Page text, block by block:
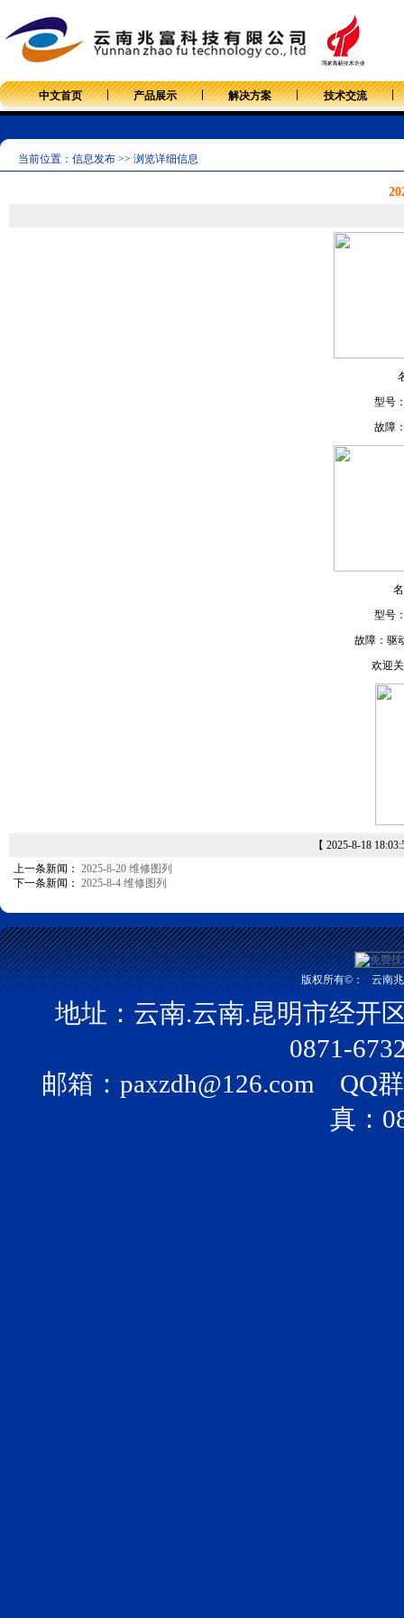
中文首页 产品展示 解决方案 技术交流
当前位置：信息发布 >> 浏览详细信息
型号
故障
型号
故障：驱
欢迎
【 2025-8-18
上一条新闻： 2025-8-20 维修图列
下一条新闻： 2025-8-4 维修图列
版权所有©： 云南
地址：云南.云南.昆明市经开
0871-
邮箱： paxzdh@126.com QQ
真：